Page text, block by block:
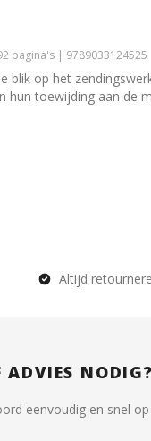
pagina's | 9789033124525
blik op het
hun toewijding aan de
Altijd
ADVIES NODIG?
eenvoudig en snel